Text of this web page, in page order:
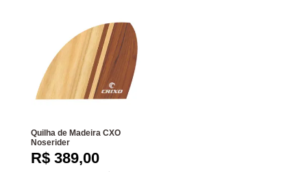
Quilha de Madeira CXO
Noserider
R$ 389,00